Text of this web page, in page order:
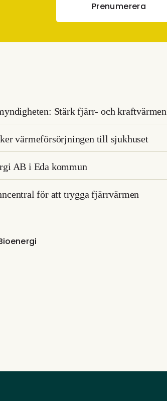
Prenumerera
Stärk fjärr- och kraftvärmen
värmeförsörjningen till sjukhuset
AB i Eda kommun
för att trygga fjärrvärmen